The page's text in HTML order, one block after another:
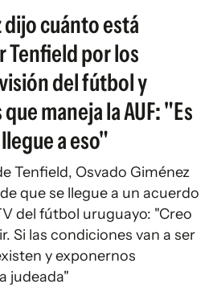
dijo cuánto está
Tenfield por los
del fútbol y
maneja la AUF: "Es
a eso"
Tenfield, Osvado Giménez
que se llegue a un acuerdo
del fútbol uruguayo: "Creo
Si las condiciones van a ser
y exponernos
judeada"